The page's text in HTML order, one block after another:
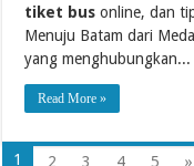
tiket bus online, dan
Menuju Batam dari
yang menghubungkan...
Read More »
1 2 3 4 5 »